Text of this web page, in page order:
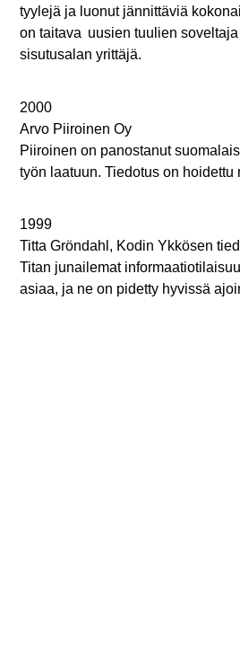
tyylejä ja luonut jännittäviä
on taitava uusien tuulien
sisutusalan yrittäjä.
2000
Arvo Piiroinen Oy
Piiroinen on panostanut
työn laatuun. Tiedotus on hoidettu
1999
Titta Gröndahl, Kodin Ykkösen
Titan junailemat
asiaa, ja ne on pidetty hyvissä